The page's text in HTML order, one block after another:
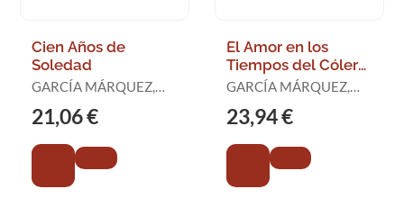
Cien Años de
Soledad
GARCÍA MÁRQUEZ,
21,06 €
El Amor en los
Tiempos del Cólera
(Edición Ilustrada)
GARCÍA MÁRQUEZ,
23,94 €